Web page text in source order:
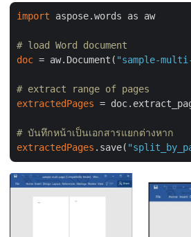
import aspose.words as aw
# load Word document
doc = aw.Document( "sample-
# extract range of pages
extractedPages =
# บันทึกหน้าเป็นเอกสารแยกต่างหาก
extractedPages .save(